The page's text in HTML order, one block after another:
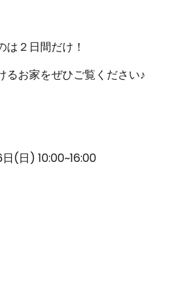
２日間だけ！
るお家をぜひご覧ください♪
(日) 10:00~16:00